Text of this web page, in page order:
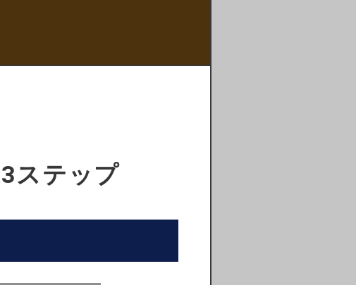
ステップ